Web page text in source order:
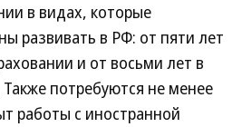
в видах, которые
развивать в РФ: от пяти лет
и от восьми лет в
потребуются не менее
работы с иностранной